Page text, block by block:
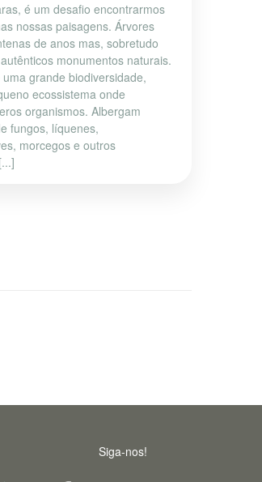
é um desafio encontrarmos
nossas paisagens. Árvores
de anos mas, sobretudo
monumentos naturais.
grande biodiversidade,
ecossistema onde
organismos. Albergam
fungos, líquenes,
morcegos e outros
Siga-nos!